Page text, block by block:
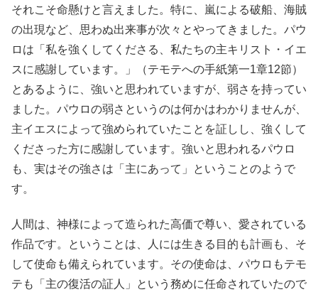
それこそ命懸けと言えました。特に、嵐による破船、海賊
の出現など、思わぬ出来事が次々とやってきました。パウ
ロは「私を強くしてくださる、私たちの主キリスト・イエ
スに感謝しています。」（テモテへの手紙第一1章12節）
とあるように、強いと思われていますが、弱さを持ってい
ました。パウロの弱さというのは何かはわかりませんが、
主イエスによって強められていたことを証しし、強くして
くださった方に感謝しています。強いと思われるパウロ
も、実はその強さは「主にあって」ということのようで
す。
人間は、神様によって造られた高価で尊い、愛されている
作品です。ということは、人には生きる目的も計画も、そ
して使命も備えられています。その使命は、パウロもテモ
テも「主の復活の証人」という務めに任命されていたので